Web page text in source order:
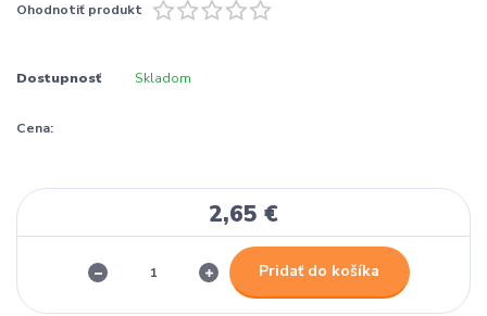
Ohodnotiť produkt
Dostupnosť Skladom
Cena:
2,65 €
Pridať do košíka